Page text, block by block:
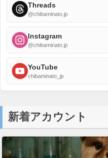
Threads
@chibaminato.jp
Instagram
@chibaminato.jp
YouTube
chibaminato_jp
新着アカウント